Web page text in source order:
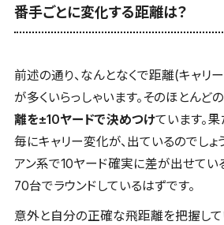
番手ごとに変化する距離は？
前述の通り、なんとなくで距離(キャリ
が多くいらっしゃいます。そのほとんど
離を±10ヤードで決めつけています。
毎にキャリー変化が、出ているのでしょ
アン系で10ヤード確実に差が出せてい
70台でラウンドしているはずです。
意外と自分の正確な飛距離を把握し